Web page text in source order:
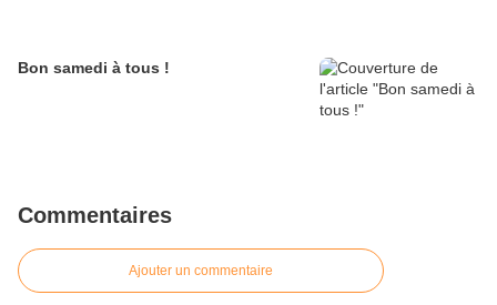
Bon samedi à tous !
Commentaires
Ajouter un commentaire